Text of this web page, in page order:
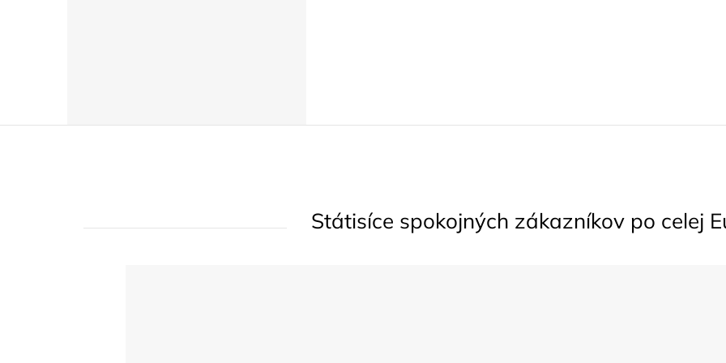
Státisíce spokojných zákazníkov po celej